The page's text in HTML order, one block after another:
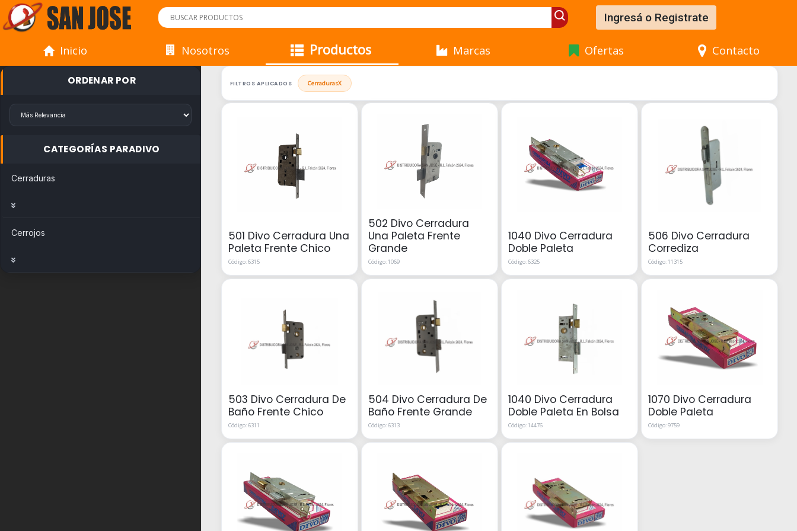
Ingresá o Registrate
Inicio Nosotros Productos Marcas Ofertas Contacto
ORDENAR POR
CATEGORÍAS PARADIVO
Cerraduras
Cerrojos
FILTROS APLICADOS CerradurasX
501 Divo Cerradura Una
Paleta Frente Chico
Código: 6315
502 Divo Cerradura
Una Paleta Frente
Grande
Código: 1069
1040 Divo Cerradura
Doble Paleta
Código: 6325
506 Divo Cerradura
Corrediza
Código: 11315
503 Divo Cerradura De
Baño Frente Chico
Código: 6311
504 Divo Cerradura De
Baño Frente Grande
Código: 6313
1040 Divo Cerradura
Doble Paleta En Bolsa
Código: 14476
1070 Divo Cerradura
Doble Paleta
Código: 9759